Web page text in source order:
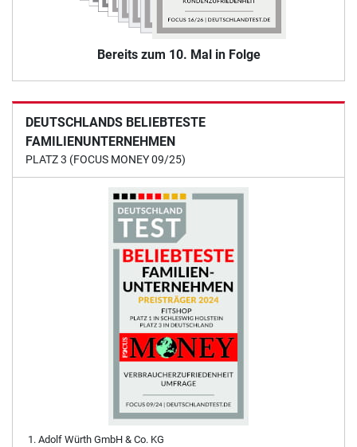
Bereits zum 10. Mal in Folge
DEUTSCHLANDS BELIEBTESTE
FAMILIENUNTERNEHMEN
PLATZ 3 (FOCUS MONEY 09/25)
Adolf Würth GmbH & Co. KG